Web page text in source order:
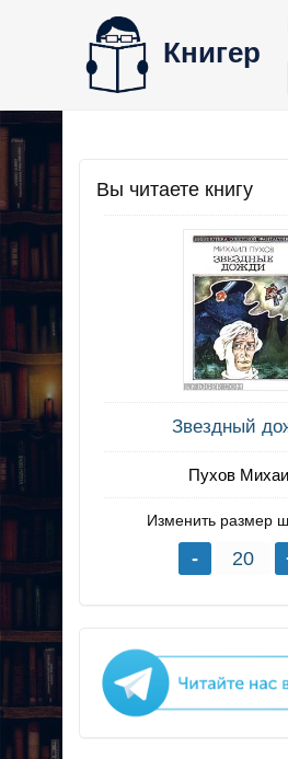
Книгер
Вы читаете книгу
Звездный
Пухов
Изменить размер